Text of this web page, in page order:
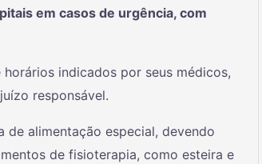
em casos de urgência, com
indicados por seus médicos,
responsável.
alimentação especial, devendo
de fisioterapia, como esteira e